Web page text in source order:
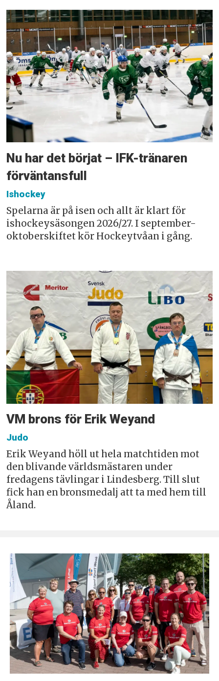
Nu har det börjat – IFK-tränaren
förväntansfull
Ishockey
Spelarna är på isen och allt är klart för
ishockeysäsongen 2026/27. I september-
oktoberskiftet kör Hockeytvåan i gång.
VM brons för Erik Weyand
Judo
Erik Weyand höll ut hela matchtiden mot
den blivande världsmästaren under
fredagens tävlingar i Lindesberg. Till slut
fick han en bronsmedalj att ta med hem till
Åland.